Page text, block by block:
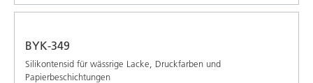
BYK-349
Silikontensid für wässrige Lacke, Druckfarben und
Papierbeschichtungen